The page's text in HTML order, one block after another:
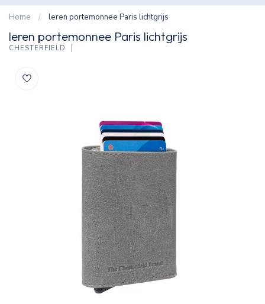
Home / leren portemonnee Paris lichtgrijs
leren portemonnee Paris lichtgrijs
CHESTERFIELD